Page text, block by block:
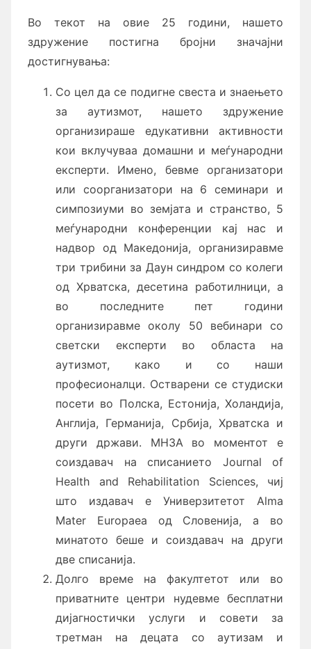
Во текот на овие 25 години, нашето
здружение постигна бројни значајни
достигнувања:
Со цел да се подигне свеста и знаењето
за аутизмот, нашето здружение
организираше едукативни активности
кои вклучуваа домашни и меѓународни
експерти. Имено, бевме организатори
или соорганизатори на 6 семинари и
симпозиуми во земјата и странство, 5
меѓународни конференции кај нас и
надвор од Македонија, организиравме
три трибини за Даун синдром со колеги
од Хрватска, десетина работилници, а
во последните пет години
организиравме околу 50 вебинари со
светски експерти во областа на
аутизмот, како и со наши
професионалци. Остварени се студиски
посети во Полска, Естонија, Холандија,
Англија, Германија, Србија, Хрватска и
други држави. МНЗА во моментот е
соиздавач на списанието Journal of
Health and Rehabilitation Sciences, чиј
што издавач е Универзитетот Alma
Mater Europaea од Словенија, а во
минатото беше и соиздавач на други
две списанија.
Долго време на факултетот или во
приватните центри нудевме бесплатни
дијагностички услуги и совети за
третман на децата со аутизам и